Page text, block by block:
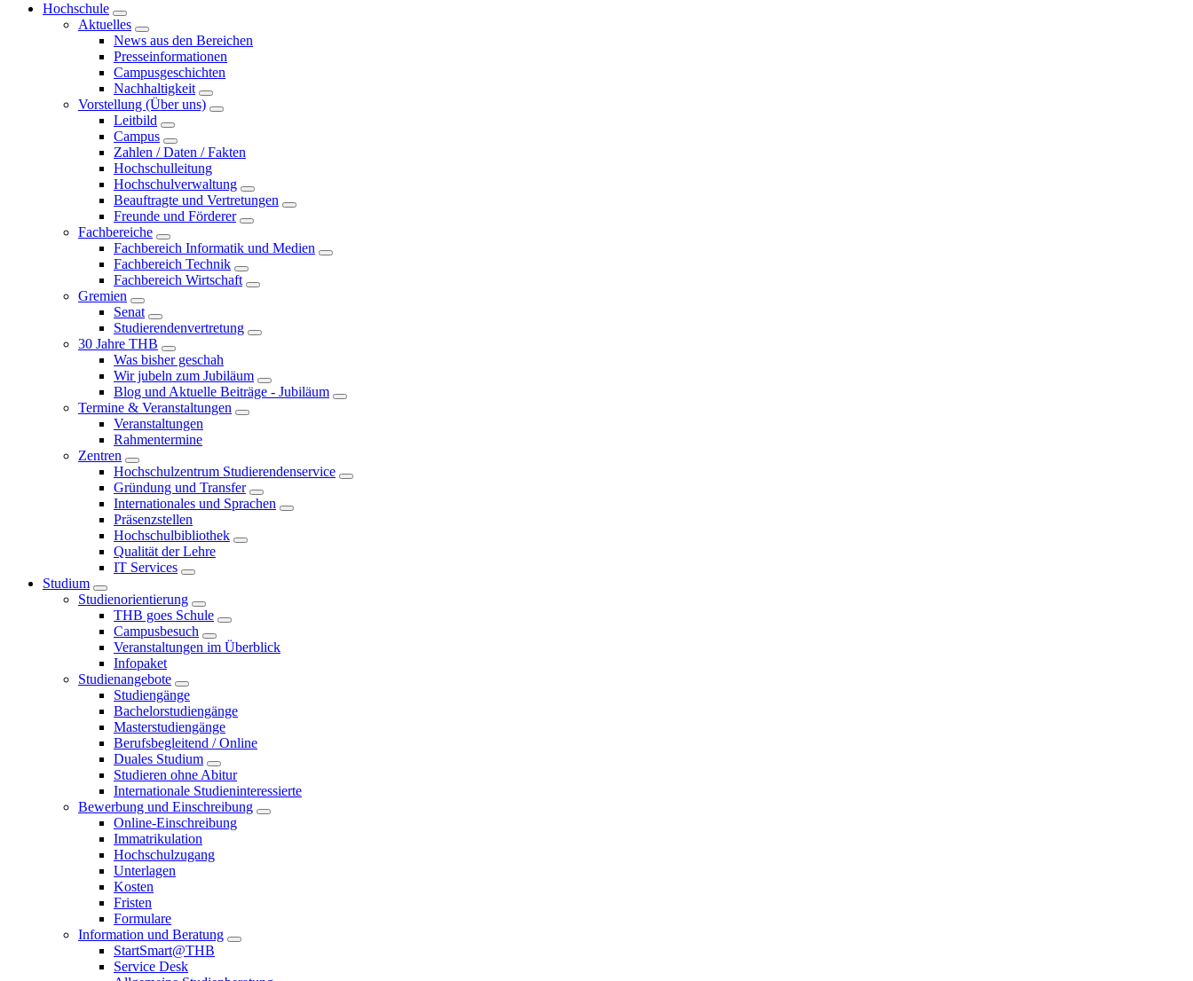
Hochschule
Aktuelles
News aus den Bereichen
Presseinformationen
Campusgeschichten
Nachhaltigkeit
Vorstellung (Über uns)
Leitbild
Campus
Zahlen / Daten / Fakten
Hochschulleitung
Hochschulverwaltung
Beauftragte und Vertretungen
Freunde und Förderer
Fachbereiche
Fachbereich Informatik und Medien
Fachbereich Technik
Fachbereich Wirtschaft
Gremien
Senat
Studierendenvertretung
30 Jahre THB
Was bisher geschah
Wir jubeln zum Jubiläum
Blog und Aktuelle Beiträge - Jubiläum
Termine & Veranstaltungen
Veranstaltungen
Rahmentermine
Zentren
Hochschulzentrum Studierendenservice
Gründung und Transfer
Internationales und Sprachen
Präsenzstellen
Hochschulbibliothek
Qualität der Lehre
IT Services
Studium
Studienorientierung
THB goes Schule
Campusbesuch
Veranstaltungen im Überblick
Infopaket
Studienangebote
Studiengänge
Bachelorstudiengänge
Masterstudiengänge
Berufsbegleitend / Online
Duales Studium
Studieren ohne Abitur
Internationale Studieninteressierte
Bewerbung und Einschreibung
Online-Einschreibung
Immatrikulation
Hochschulzugang
Unterlagen
Kosten
Fristen
Formulare
Information und Beratung
StartSmart@THB
Service Desk